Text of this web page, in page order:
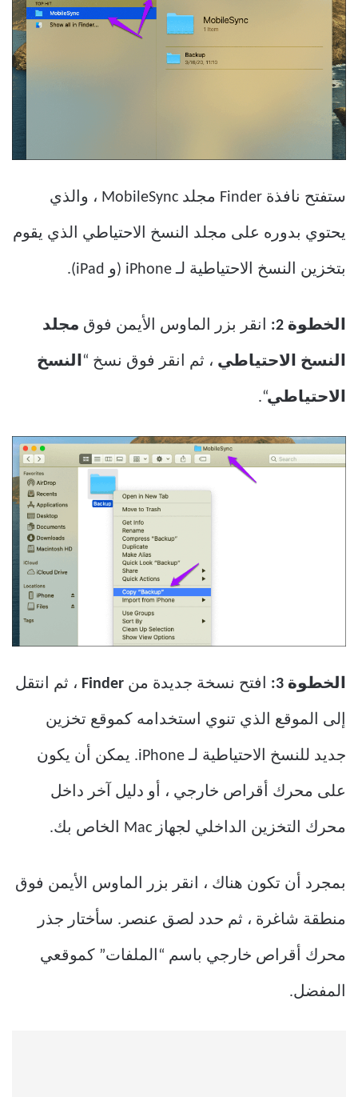
ستفتح نافذة Finder مجلد MobileSync ، والذي
يحتوي بدوره على مجلد النسخ الاحتياطي الذي يقوم
بتخزين النسخ الاحتياطية لـ iPhone (و iPad).
الخطوة 2: انقر بزر الماوس الأيمن فوق مجلد
النسخ الاحتياطي ، ثم انقر فوق نسخ “ النسخ
الاحتياطي“.
الخطوة 3: افتح نسخة جديدة من Finder ، ثم انتقل
إلى الموقع الذي تنوي استخدامه كموقع تخزين
جديد للنسخ الاحتياطية لـ iPhone. يمكن أن يكون
على محرك أقراص خارجي ، أو دليل آخر داخل
محرك التخزين الداخلي لجهاز Mac الخاص بك.
بمجرد أن تكون هناك ، انقر بزر الماوس الأيمن فوق
منطقة شاغرة ، ثم حدد لصق عنصر. سأختار جذر
محرك أقراص خارجي باسم “الملفات” كموقعي
المفضل.